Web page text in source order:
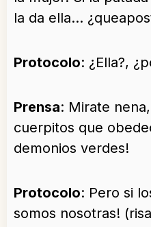
la da ella…
Protocolo: ¿Ella?,
Prensa: Mirate
cuerpitos que
demonios verdes!
Protocolo: Pero si
somos nosotras!